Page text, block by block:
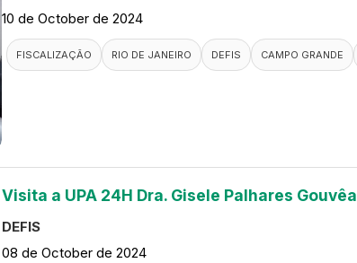
10 de October de 2024
FISCALIZAÇÃO RIO DE JANEIRO DEFIS CAMPO GRANDE
Visita a UPA 24H Dra. Gisele Palhares Gouvêa
DEFIS
08 de October de 2024